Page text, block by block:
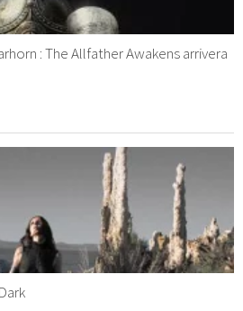
: The Allfather Awakens arrivera